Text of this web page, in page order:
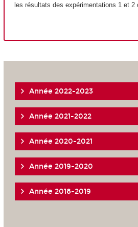
les résultats des expérimentations 1 et 2
Année 2022-2023
Année 2021-2022
Année 2020-2021
Année 2019-2020
Année 2018-2019